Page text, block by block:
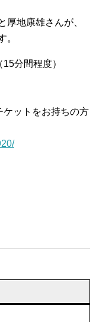
厚地康雄さんが、
。
分間程度）
ットをお持ちの方